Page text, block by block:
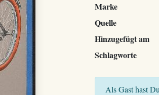
Marke
Quelle
Hinzugefügt am
Schlagworte
Als Gast hast